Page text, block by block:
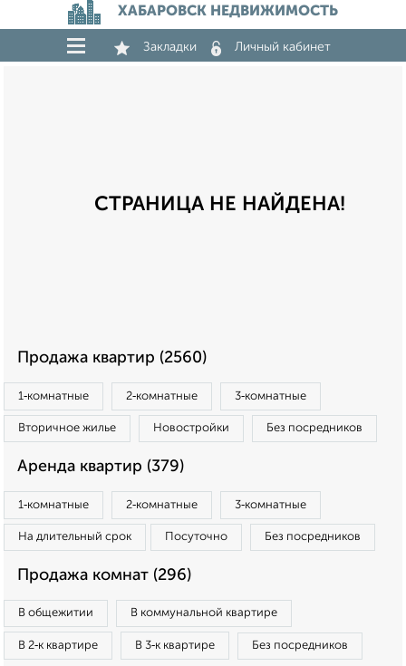
ХАБАРОВСК НЕДВИЖИМОСТЬ
Закладки Личный кабинет
СТРАНИЦА НЕ НАЙДЕНА!
Продажа квартир (2560)
1‑комнатные 2‑комнатные 3‑комнатные
Вторичное жилье Новостройки Без посредников
Аренда квартир (379)
1‑комнатные 2‑комнатные 3‑комнатные
На длительный срок Посуточно Без посредников
Продажа комнат (296)
В общежитии В коммунальной квартире
В 2‑к квартире В 3‑к квартире Без посредников